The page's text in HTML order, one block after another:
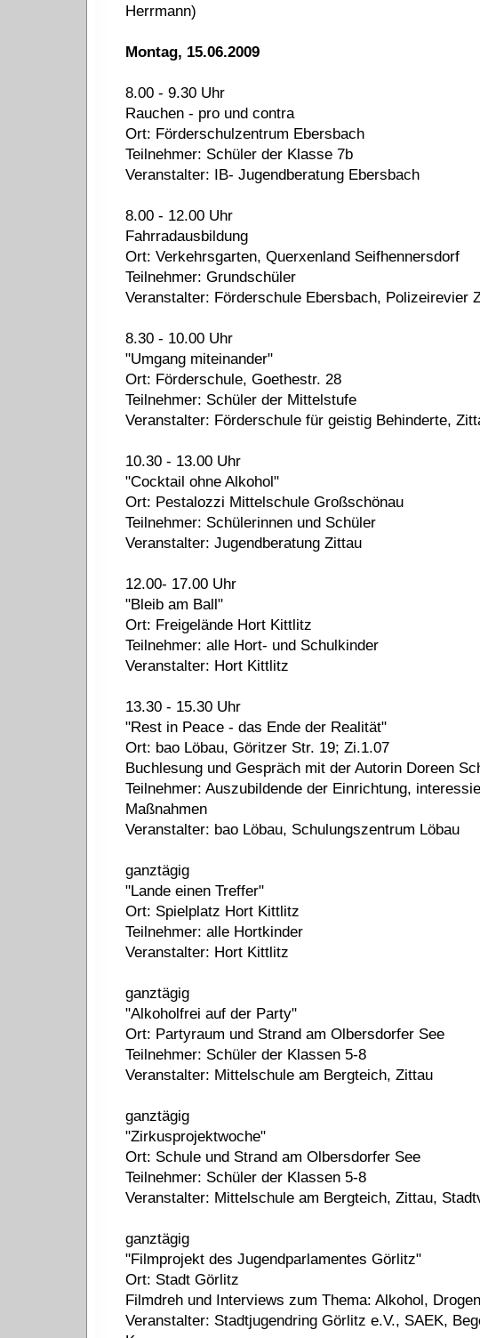
Herrmann)
Montag, 15.06.2009
8.00 - 9.30 Uhr
Rauchen - pro und contra
Ort: Förderschulzentrum Ebersbach
Teilnehmer: Schüler der Klasse 7b
Veranstalter: IB- Jugendberatung Ebersbach
8.00 - 12.00 Uhr
Fahrradausbildung
Ort: Verkehrsgarten, Querxenland Seifhennersdorf
Teilnehmer: Grundschüler
Veranstalter: Förderschule Ebersbach, Polizeirevier
8.30 - 10.00 Uhr
"Umgang miteinander"
Ort: Förderschule, Goethestr. 28
Teilnehmer: Schüler der Mittelstufe
Veranstalter: Förderschule für geistig Behinderte,
10.30 - 13.00 Uhr
"Cocktail ohne Alkohol"
Ort: Pestalozzi Mittelschule Großschönau
Teilnehmer: Schülerinnen und Schüler
Veranstalter: Jugendberatung Zittau
12.00- 17.00 Uhr
"Bleib am Ball"
Ort: Freigelände Hort Kittlitz
Teilnehmer: alle Hort- und Schulkinder
Veranstalter: Hort Kittlitz
13.30 - 15.30 Uhr
"Rest in Peace - das Ende der Realität"
Ort: bao Löbau, Göritzer Str. 19; Zi.1.07
Buchlesung und Gespräch mit der Autorin Doreen
Teilnehmer: Auszubildende der Einrichtung,
Maßnahmen
Veranstalter: bao Löbau, Schulungszentrum Löbau
ganztägig
"Lande einen Treffer"
Ort: Spielplatz Hort Kittlitz
Teilnehmer: alle Hortkinder
Veranstalter: Hort Kittlitz
ganztägig
"Alkoholfrei auf der Party"
Ort: Partyraum und Strand am Olbersdorfer See
Teilnehmer: Schüler der Klassen 5-8
Veranstalter: Mittelschule am Bergteich, Zittau
ganztägig
"Zirkusprojektwoche"
Ort: Schule und Strand am Olbersdorfer See
Teilnehmer: Schüler der Klassen 5-8
Veranstalter: Mittelschule am Bergteich, Zittau,
ganztägig
"Filmprojekt des Jugendparlamentes Görlitz"
Ort: Stadt Görlitz
Filmdreh und Interviews zum Thema: Alkohol,
Veranstalter: Stadtjugendring Görlitz e.V., SAEK,